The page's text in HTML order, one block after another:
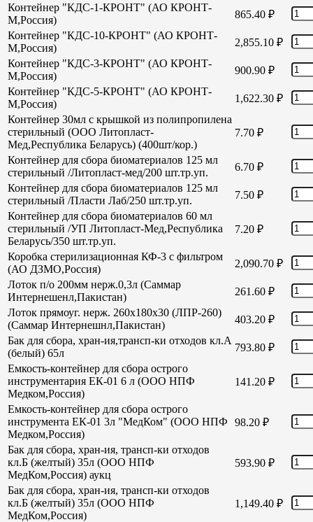
Контейнер "КДС-1-КРОНТ" (АО КРОНТ-
М,Россия)
865.40 ₽
Контейнер "КДС-10-КРОНТ" (АО КРОНТ-
М,Россия)
2,855.10 ₽
Контейнер "КДС-3-КРОНТ" (АО КРОНТ-
М,Россия)
900.90 ₽
Контейнер "КДС-5-КРОНТ" (АО КРОНТ-
М,Россия)
1,622.30 ₽
Контейнер 30мл с крышкой из полипропилена
стерильный (ООО Литопласт-
Мед,Республика Беларусь) (400шт/кор.)
7.70 ₽
Контейнер для сбора биоматериалов 125 мл
стерильный /Литопласт-мед/200 шт.тр.уп.
6.70 ₽
Контейнер для сбора биоматериалов 125 мл
стерильный /Пласти Лаб/250 шт.тр.уп.
7.50 ₽
Контейнер для сбора биоматериалов 60 мл
стерильный /УП Литопласт-Мед,Республика
Беларусь/350 шт.тр.уп.
7.20 ₽
Коробка стерилизационная КФ-3 с фильтром
(АО ДЗМО,Россия)
2,090.70 ₽
Лоток п/о 200мм нерж.0,3л (Саммар
Интернешенл,Пакистан)
261.60 ₽
Лоток прямоуг. нерж. 260х180х30 (ЛПР-260)
(Саммар Интернешнл,Пакистан)
403.20 ₽
Бак для сбора, хран-ия,трансп-ки отходов кл.А
(белый) 65л
793.80 ₽
Емкость-контейнер для сбора острого
инструментария ЕК-01 6 л (ООО НПФ
Медком,Россия)
141.20 ₽
Емкость-контейнер для сбора острого
инструмента ЕК-01 3л "МедКом" (ООО НПФ
Медком,Россия)
98.20 ₽
Бак для сбора, хран-ия, трансп-ки отходов
кл.Б (желтый) 35л (ООО НПФ
МедКом,Россия) аукц
593.90 ₽
Бак для сбора, хран-ия, трансп-ки отходов
кл.Б (желтый) 35л (ООО НПФ
МедКом,Россия)
1,149.40 ₽